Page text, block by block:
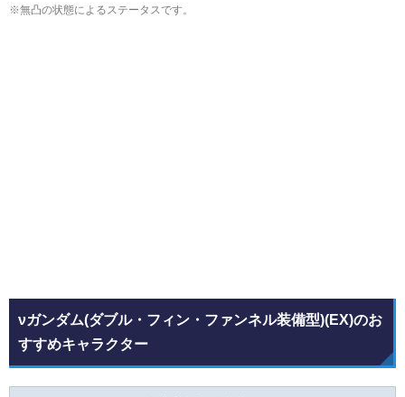
※無凸の状態によるステータスです。
νガンダム(ダブル・フィン・ファンネル装備型)(EX)のお
すすめキャラクター